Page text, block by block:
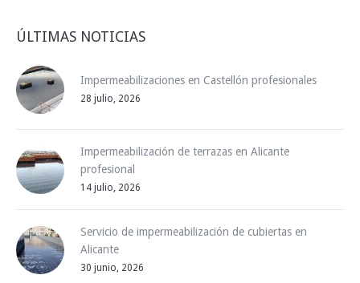
ÚLTIMAS NOTICIAS
Impermeabilizaciones en Castellón profesionales
28 julio, 2026
Impermeabilización de terrazas en Alicante
profesional
14 julio, 2026
Servicio de impermeabilización de cubiertas en
Alicante
30 junio, 2026